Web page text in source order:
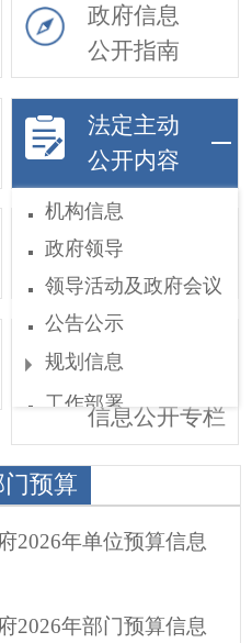
政府信息
公开指南
法定主动
公开内容
机构信息
政府领导
领导活动及政府会议
公告公示
规划信息
工作部署
权责和公共服务清单
行政执法公示
栏
预算/决算
依申请公开
惠民惠农财政
信息公开专栏
预算
2026年单位预算信息
2026年部门预算信息